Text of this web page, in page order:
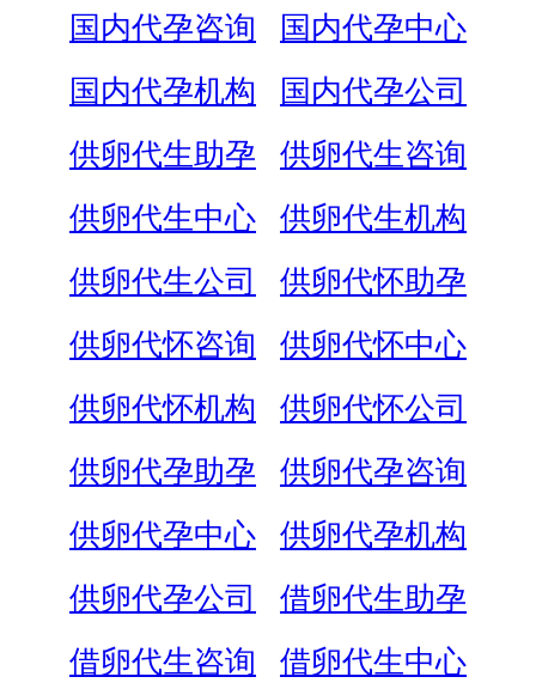
国内代孕咨询
国内代孕中心
国内代孕机构
国内代孕公司
供卵代生助孕
供卵代生咨询
供卵代生中心
供卵代生机构
供卵代生公司
供卵代怀助孕
供卵代怀咨询
供卵代怀中心
供卵代怀机构
供卵代怀公司
供卵代孕助孕
供卵代孕咨询
供卵代孕中心
供卵代孕机构
供卵代孕公司
借卵代生助孕
借卵代生咨询
借卵代生中心